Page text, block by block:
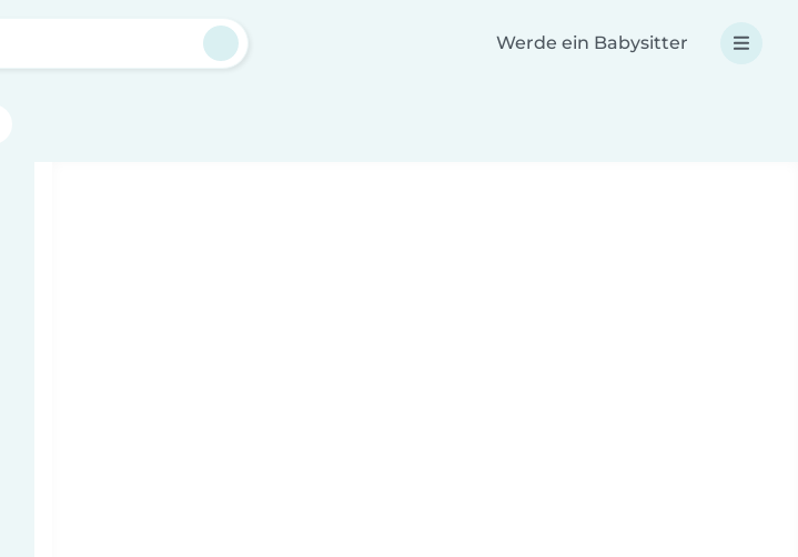
Werde ein Babysitter